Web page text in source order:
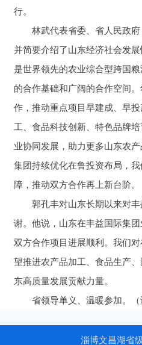
行。
林武代表省委、省人民政
并简要介绍了山东经济社会发
是世界领先的农业综合型跨国
的合作基础和广阔的合作空间
作，推动重点项目早建成、早
工、食品科技创新、特色品牌
业协同发展，助力更多山东农
集团持续优化在鲁投资布局，
障，推动双方合作再上新台阶。
郭孔丰对山东长期以来对
谢。他说，山东在丰益国际集
双方合作项目进展顺利。我们
望推进农产品加工、食品生产
东高质量发展贡献力量。
省领导单义、温暖参加。（
淄博文昌湖省